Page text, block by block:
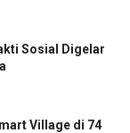
Sosial Digelar
Village di 74